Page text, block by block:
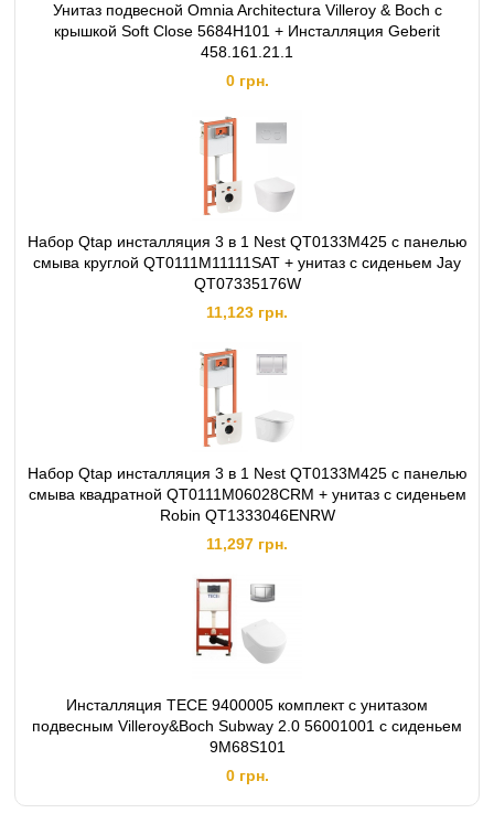
Унитаз подвесной Omnia Architectura Villeroy & Boch с
крышкой Soft Close 5684H101 + Инсталляция Geberit
458.161.21.1
0 грн.
Набор Qtap инсталляция 3 в 1 Nest QT0133M425 с панелью
смыва круглой QT0111M11111SAT + унитаз с сиденьем Jay
QT07335176W
11,123 грн.
Набор Qtap инсталляция 3 в 1 Nest QT0133M425 с панелью
смыва квадратной QT0111M06028CRM + унитаз с сиденьем
Robin QT1333046ENRW
11,297 грн.
Инсталляция TECE 9400005 комплект с унитазом
подвесным Villeroy&Boch Subway 2.0 56001001 с сиденьем
9M68S101
0 грн.